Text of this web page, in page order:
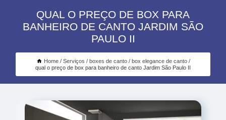
QUAL O PREÇO DE BOX PARA
BANHEIRO DE CANTO JARDIM SÃO
PAULO II
Home Serviços boxes de canto
box elegance de canto
qual o preço de box para banheiro de canto Jardim São Paulo II